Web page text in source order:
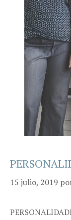
15 julio, 2019